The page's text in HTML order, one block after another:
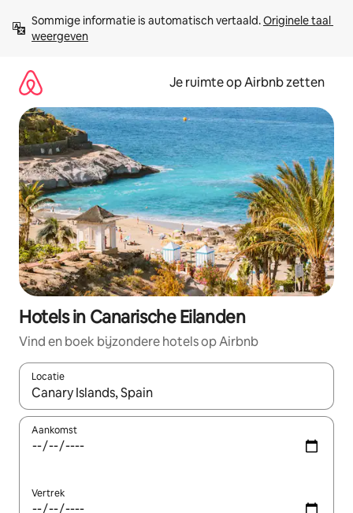
direct
naar
Sommige informatie is automatisch vertaald. Originele taal
weergeven
Je ruimte op Airbnb zetten
Hotels in Canarische Eilanden
Vind en boek bijzondere hotels op Airbnb
Locatie
Wanneer er suggesties beschikbaar zijn, maak je een keuze
Aankomst
Vertrek